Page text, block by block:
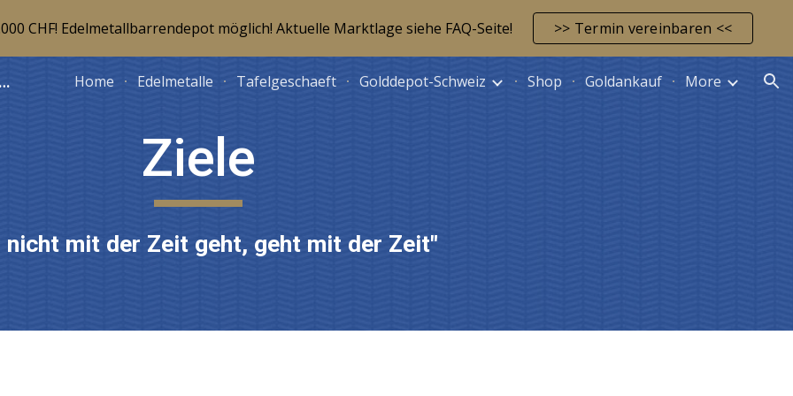
to main content Skip to navigation
CHF! Edelmetallbarrendepot möglich! Aktuelle Marktlage siehe FAQ-Seite! >> Termin vereinbaren <<
Bodensee-Gold.com - Gold kaufen Home Edelmetalle Tafelgeschaeft Golddepot-Schweiz Shop Goldankauf More
Ziele
nicht mit der Zeit geht, geht mit der Zeit"